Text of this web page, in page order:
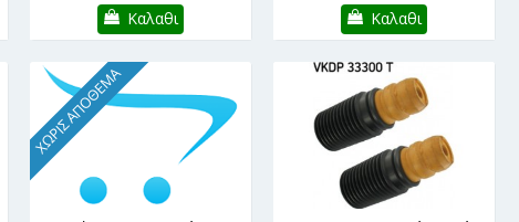
Καλαθι Καλαθι
ΧΩΡΊΣ ΑΠΌΘΕΜΑ